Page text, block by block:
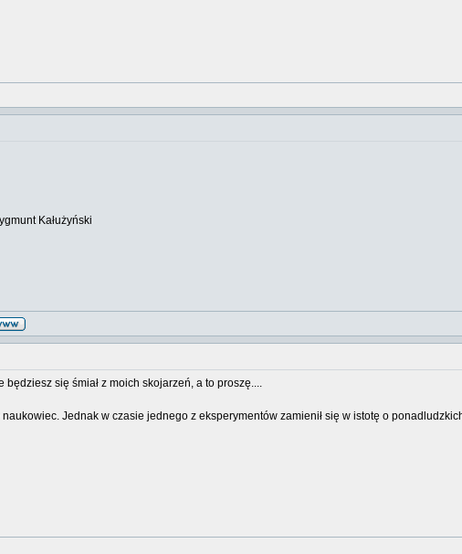
Kałużyński
będziesz się śmiał z moich skojarzeń, a to proszę....
Jednak w czasie jednego z eksperymentów zamienił się w istotę o